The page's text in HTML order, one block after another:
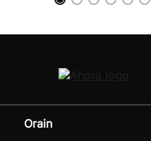
Orain